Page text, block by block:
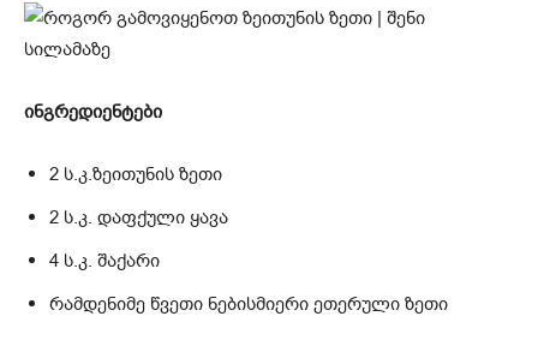
ინგრედიენტები
2 ს.კ.ზეითუნის ზეთი
2 ს.კ. დაფქული ყავა
4 ს.კ. შაქარი
რამდენიმე წვეთი ნებისმიერი ეთერული ზეთი